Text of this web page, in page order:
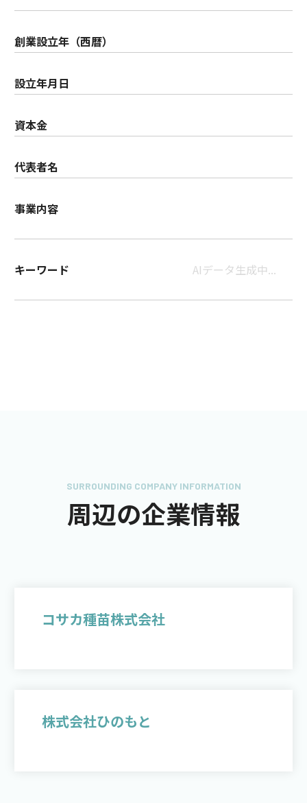
創業設立年（西暦）
設立年月日
資本金
代表者名
事業内容
キーワード AIデータ生成中...
SURROUNDING COMPANY INFORMATION
周辺の企業情報
コサカ種苗株式会社
株式会社ひのもと